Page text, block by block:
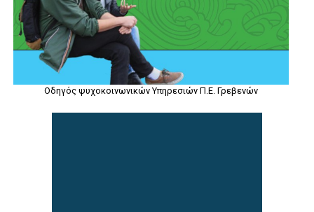
Οδηγός ψυχοκοινωνικών Υπηρεσιών Π.Ε. Γρεβενών